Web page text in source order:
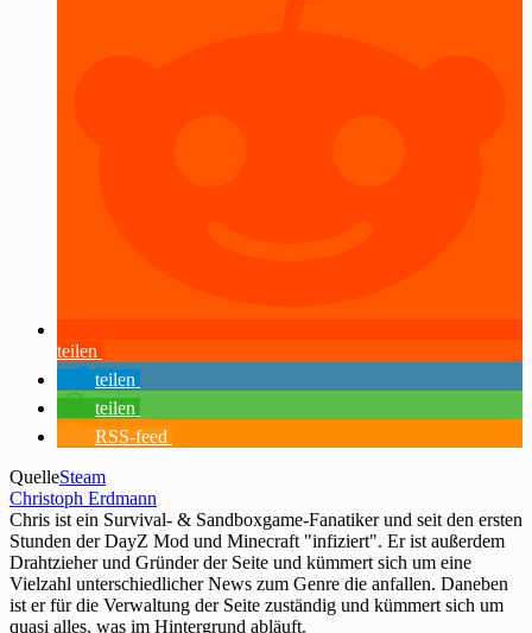
teilen
teilen
teilen
RSS-feed
QuelleSteam
Christoph Erdmann
Chris ist ein Survival- & Sandboxgame-Fanatiker und seit den ersten
Stunden der DayZ Mod und Minecraft "infiziert". Er ist außerdem
Drahtzieher und Gründer der Seite und kümmert sich um eine
Vielzahl unterschiedlicher News zum Genre die anfallen. Daneben
ist er für die Verwaltung der Seite zuständig und kümmert sich um
quasi alles, was im Hintergrund abläuft.